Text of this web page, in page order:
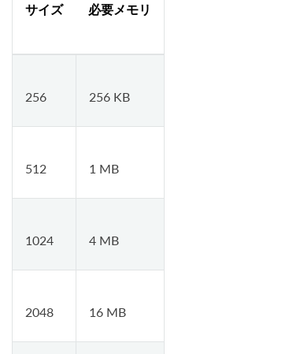
サイズ 必要メモリ
256 256 KB
512 1 MB
1024 4 MB
2048 16 MB